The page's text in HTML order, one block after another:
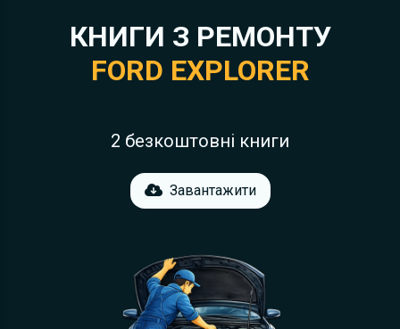
КНИГИ З РЕМОНТУ
FORD EXPLORER
2 безкоштовні книги
Завантажити